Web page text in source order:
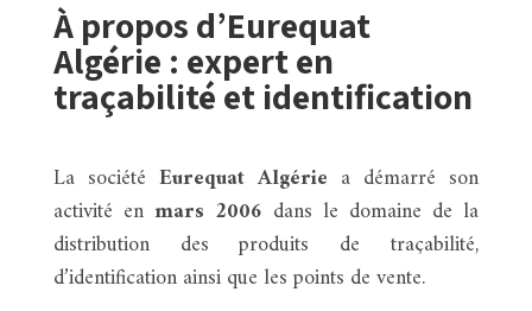
À propos d’Eurequat
Algérie : expert en
traçabilité et identification
La société Eurequat Algérie a démarré son
activité en mars 2006 dans le domaine de la
distribution des produits de traçabilité,
d’identification ainsi que les points de vente.